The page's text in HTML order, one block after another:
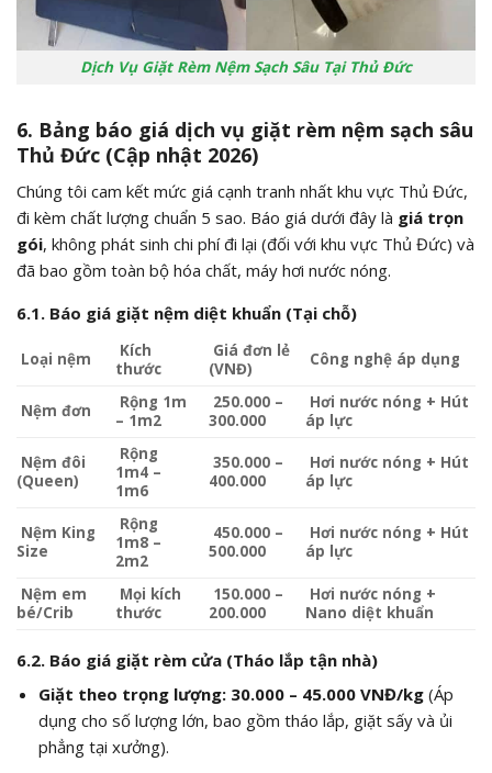
Dịch Vụ Giặt Rèm Nệm Sạch Sâu Tại Thủ Đức
6. Bảng báo giá dịch vụ giặt rèm nệm sạch sâu
Thủ Đức (Cập nhật 2026)
Chúng tôi cam kết mức giá cạnh tranh nhất khu vực Thủ Đức,
đi kèm chất lượng chuẩn 5 sao. Báo giá dưới đây là giá trọn
gói, không phát sinh chi phí đi lại (đối với khu vực Thủ Đức) và
đã bao gồm toàn bộ hóa chất, máy hơi nước nóng.
6.1. Báo giá giặt nệm diệt khuẩn (Tại chỗ)
Loại nệm
Kích
thước
Giá đơn lẻ
(VNĐ)
Công nghệ áp dụng
Nệm đơn
Rộng 1m
– 1m2
250.000 –
300.000
Hơi nước nóng + Hút
áp lực
Nệm đôi
(Queen)
Rộng
1m4 –
1m6
350.000 –
400.000
Hơi nước nóng + Hút
áp lực
Nệm King
Size
Rộng
1m8 –
2m2
450.000 –
500.000
Hơi nước nóng + Hút
áp lực
Nệm em
bé/Crib
Mọi kích
thước
150.000 –
200.000
Hơi nước nóng +
Nano diệt khuẩn
6.2. Báo giá giặt rèm cửa (Tháo lắp tận nhà)
Giặt theo trọng lượng: 30.000 – 45.000 VNĐ/kg(Áp
dụng cho số lượng lớn, bao gồm tháo lắp, giặt sấy và ủi
phẳng tại xưởng).